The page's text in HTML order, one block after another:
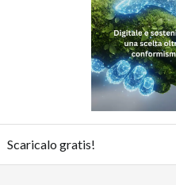
Scaricalo gratis!